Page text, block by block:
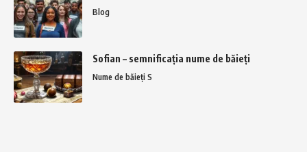
Blog
Sofian – semnificația nume de băieți
Nume de băieți S